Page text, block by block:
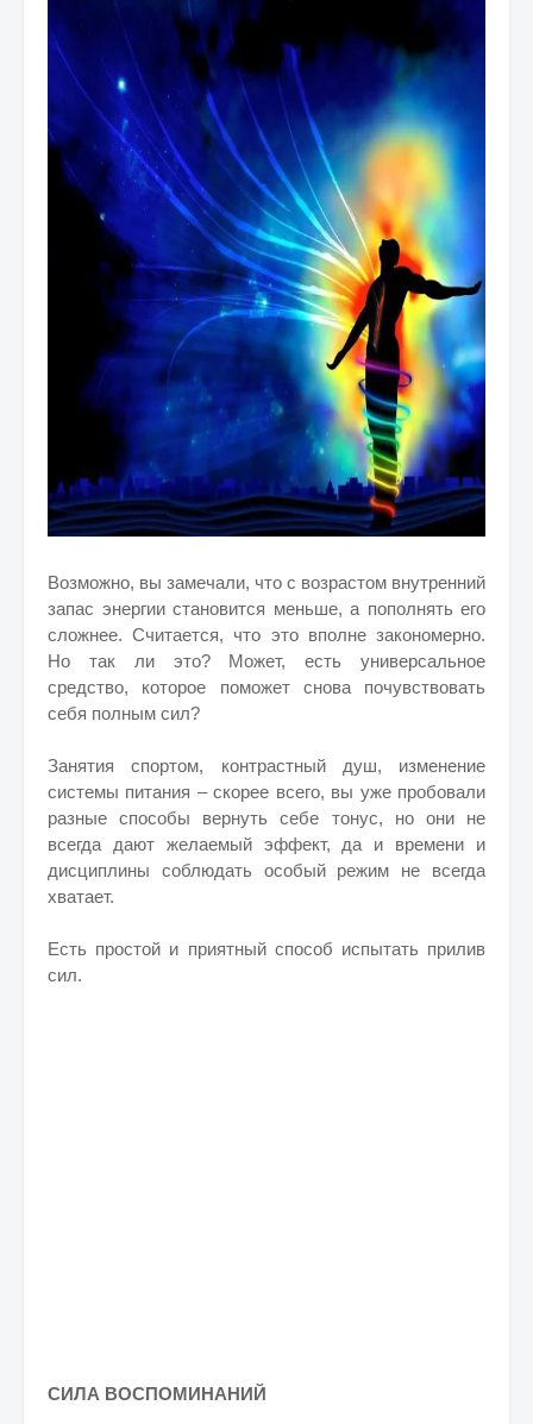
Возможно, вы замечали, что с возрастом внутренний
запас энергии становится меньше, а пополнять его
сложнее. Считается, что это вполне закономерно.
Но так ли это? Может, есть универсальное
средство, которое поможет снова почувствовать
себя полным сил?
Занятия спортом, контрастный душ, изменение
системы питания – скорее всего, вы уже пробовали
разные способы вернуть себе тонус, но они не
всегда дают желаемый эффект, да и времени и
дисциплины соблюдать особый режим не всегда
хватает.
Есть простой и приятный способ испытать прилив
сил.
СИЛА ВОСПОМИНАНИЙ